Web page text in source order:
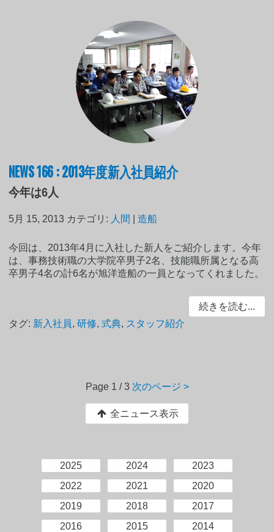
NEWS 166 : 2013年度新入社員紹介
今年は6人
5月 15, 2013 カテゴリ: 人間 |造船
今回は、2013年4月に入社した新人をご紹介します。今年
は、事務技術職の大学院卒男子2名、技能職所属となる高
卒男子4名の計6名が旭洋造船の一員となってくれました。
続きを読む...
タグ: 新入社員,研修,式典, スタッフ紹介
Page 1 / 3 次のページ >
全ニュース表示
2025 2024
2023
2022
2021
2020
2019
2018
2017
2016
2015
2014